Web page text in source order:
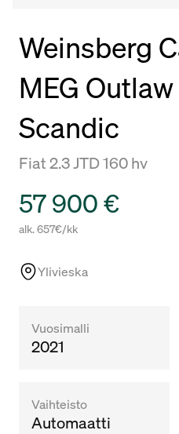
Weinsberg
MEG
Scandic
Fiat 2.3 JTD 160 hv
Hinta
57 900 €
alk. 657€/kk
Ylivieska
Vuosimalli
2021
Vaihteisto
Automaatti